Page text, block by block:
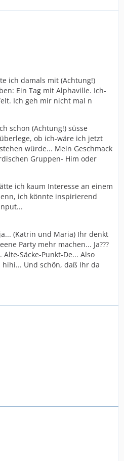
ich damals mit (Achtung!)
Ein Tag mit Alphaville. Ich-
Ich geh mir nicht mal n
schon (Achtung!) süsse
überlege, ob ich-wäre ich jetzt
würde... Mein Geschmack
Gruppen- Him oder
ich kaum Interesse an einem
ich könnte inspirierend
(Katrin und Maria) Ihr denkt
Party mehr machen... Ja???
Säcke-Punkt-De... Also
Und schön, daß Ihr da